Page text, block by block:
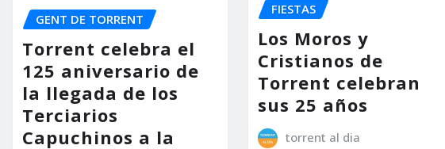
GENT DE TORRENT
Torrent celebra el
125 aniversario de
la llegada de los
Terciarios
Capuchinos a la
FIESTAS
Los Moros y
Cristianos de
Torrent celebran
sus 25 años
torrent al dia